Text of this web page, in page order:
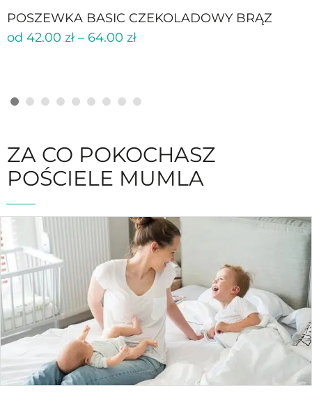
POSZEWKA BASIC CZEKOLADOWY BRĄZ
od 42.00 zł – 64.00 zł
ZA CO POKOCHASZ
POŚCIELE MUMLA